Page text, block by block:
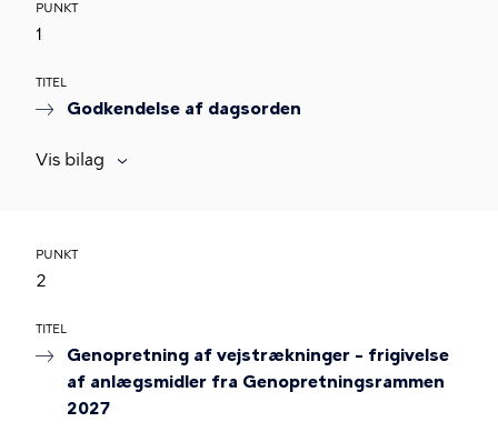
PUNKT
1
TITEL
Godkendelse af dagsorden
Vis bilag
PUNKT
2
TITEL
Genopretning af vejstrækninger – frigivelse
af anlægsmidler fra Genopretningsrammen
2027